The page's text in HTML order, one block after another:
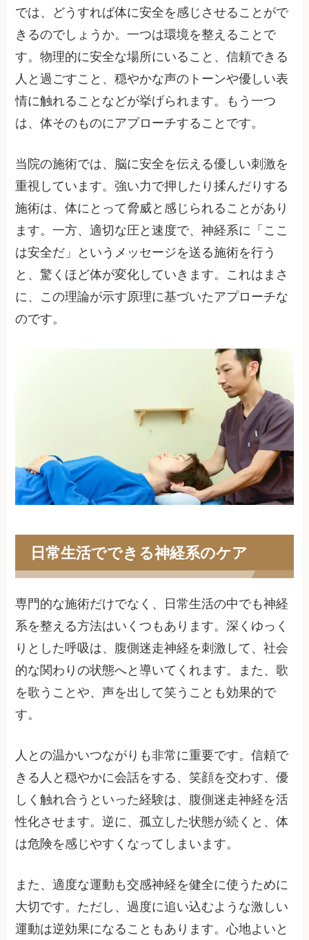
では、どうすれば体に安全を感じさせることがで
きるのでしょうか。一つは環境を整えることで
す。物理的に安全な場所にいること、信頼できる
人と過ごすこと、穏やかな声のトーンや優しい表
情に触れることなどが挙げられます。もう一つ
は、体そのものにアプローチすることです。
当院の施術では、脳に安全を伝える優しい刺激を
重視しています。強い力で押したり揉んだりする
施術は、体にとって脅威と感じられることがあり
ます。一方、適切な圧と速度で、神経系に「ここ
は安全だ」というメッセージを送る施術を行う
と、驚くほど体が変化していきます。これはまさ
に、この理論が示す原理に基づいたアプローチな
のです。
日常生活でできる神経系のケア
専門的な施術だけでなく、日常生活の中でも神経
系を整える方法はいくつもあります。深くゆっく
りとした呼吸は、腹側迷走神経を刺激して、社会
的な関わりの状態へと導いてくれます。また、歌
を歌うことや、声を出して笑うことも効果的で
す。
人との温かいつながりも非常に重要です。信頼で
きる人と穏やかに会話をする、笑顔を交わす、優
しく触れ合うといった経験は、腹側迷走神経を活
性化させます。逆に、孤立した状態が続くと、体
は危険を感じやすくなってしまいます。
また、適度な運動も交感神経を健全に使うために
大切です。ただし、過度に追い込むような激しい
運動は逆効果になることもあります。心地よいと